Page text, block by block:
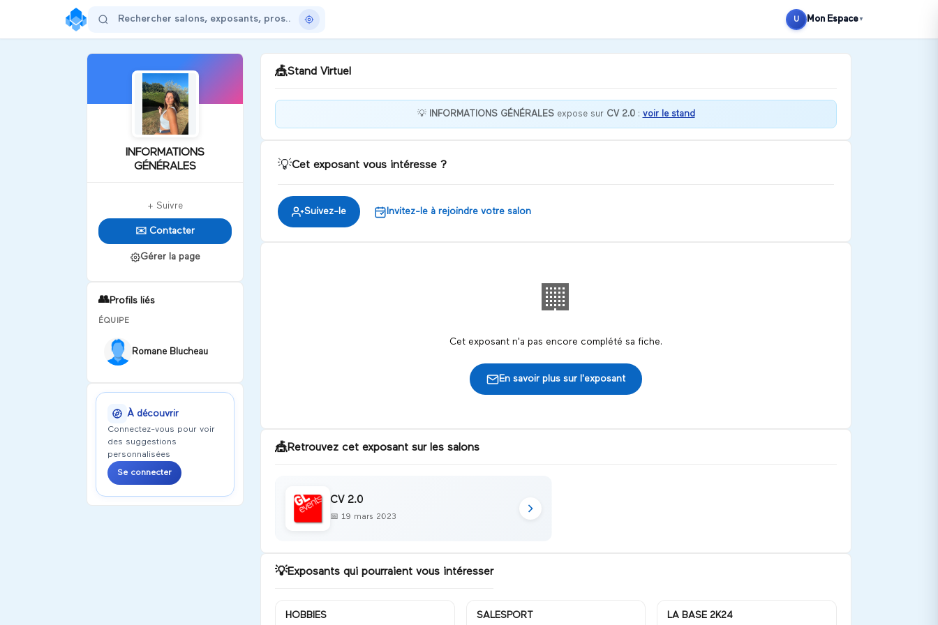
U Mon Espace ▼
INFORMATIONS
GÉNÉRALES
+ Suivre
✉️ Contacter
Gérer la page
👥Profils liés
ÉQUIPE
Romane Blucheau
À découvrir
Connectez-vous pour voir
des suggestions
personnalisées
Se connecter
🎪Stand Virtuel
💡 INFORMATIONS GÉNÉRALESexpose sur CV 2.0: voir le stand
💡Cet exposant vous intéresse ?
Suivez-le Invitez-le à rejoindre votre salon
🏢
Cet exposant n'a pas encore complété sa fiche.
En savoir plus sur l'exposant
🎪Retrouvez cet exposant sur les salons
CV 2.0
📅 19 mars 2023
💡Exposants qui pourraient vous intéresser
HOBBIES SALESPORT LA BASE 2K24